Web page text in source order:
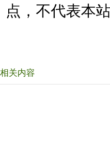
点，不代表本
相关内容